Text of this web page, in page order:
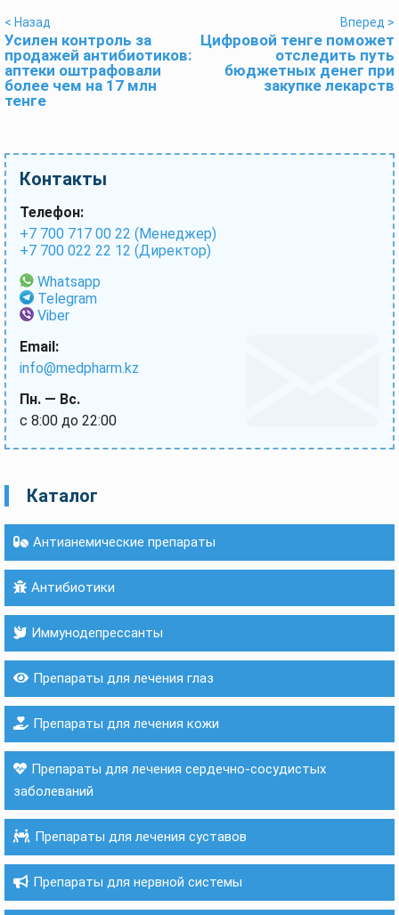
< Назад
Усилен контроль за
продажей антибиотиков:
аптеки оштрафовали
более чем на 17 млн
тенге
Вперед >
Цифровой тенге поможет
отследить путь
бюджетных денег при
закупке лекарств
Контакты
Телефон:
+7 700 717 00 22 (Менеджер)
+7 700 022 22 12 (Директор)
Whatsapp
Telegram
Viber
Email:
info@medpharm.kz
Пн. — Вс.
с 8:00 до 22:00
Каталог
Антианемические препараты
Антибиотики
Иммунодепрессанты
Препараты для лечения глаз
Препараты для лечения кожи
Препараты для лечения сердечно-сосудистых
заболеваний
Препараты для лечения суставов
Препараты для нервной системы